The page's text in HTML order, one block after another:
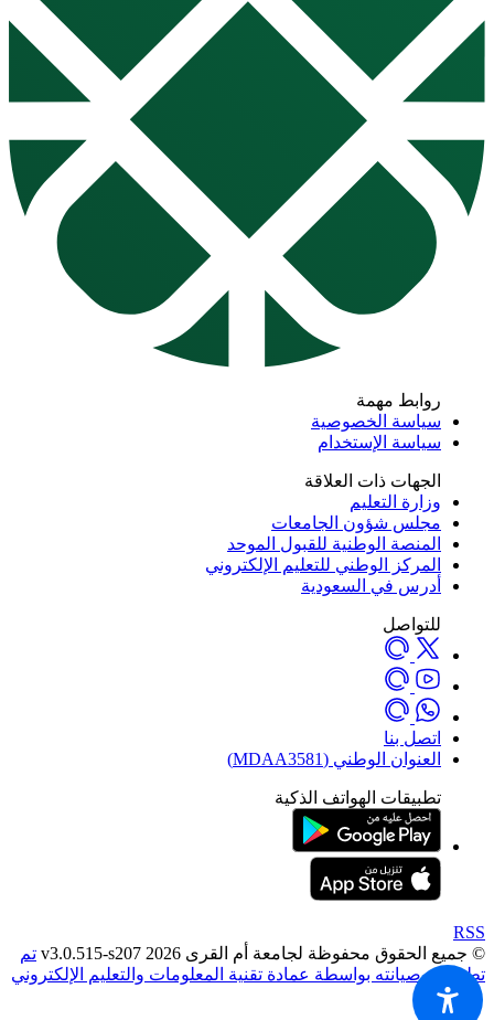
روابط مهمة
سياسة الخصوصية
سياسة الإستخدام
الجهات ذات العلاقة
وزارة التعليم
مجلس شؤون الجامعات
المنصة الوطنية للقبول الموحد
المركز الوطني للتعليم الإلكتروني
أدرس في السعودية
للتواصل
اتصل بنا
العنوان الوطني (MDAA3581)
تطبيقات الهواتف الذكية
RSS
© جميع الحقوق محفوظة لجامعة أم القرى 2026 v3.0.515-s207
تم
تطويره وصيانته بواسطة عمادة تقنية المعلومات والتعليم الإلكتروني